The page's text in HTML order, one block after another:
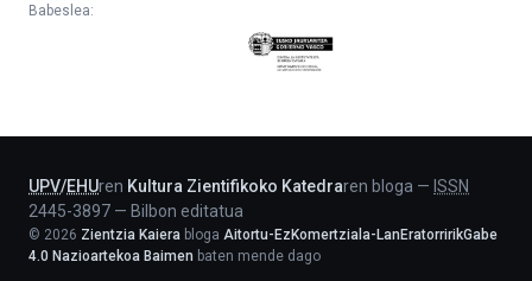
Babeslea:
Eusko
Jaurlaritza
UPV/EHUren Kultura Zientifikoko Katedraren bloga — ISSN
2445-3897 — Bilbon editatua
© 2026 Zientzia Kaiera bloga Aitortu-EzKomertziala-LanEratorririkGabe
4.0 Nazioartekoa Baimen baten mende dago